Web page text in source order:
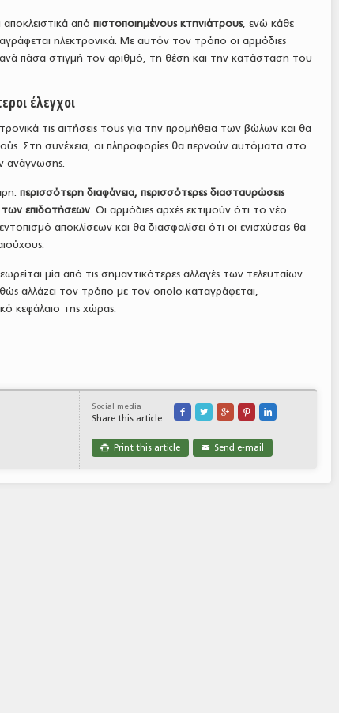
απόπιστοποιημένους κτηνιάτρους, ενώ κάθε
ηλεκτρονικά. Με αυτόν τον τρόπο οι αρμόδιες
πάσα στιγμή τον αριθμό, τη θέση και την κατάσταση του
έλεγχοι
τις αιτήσεις τους για την προμήθεια των βώλων και θα
Στη συνέχεια, οι πληροφορίες θα περνούν αυτόματα στο
ανάγνωσης.
περισσότερη διαφάνεια, περισσότερες διασταυρώσεις
των επιδοτήσεων. Οι αρμόδιες αρχές εκτιμούν ότι το νέο
αποκλίσεων και θα διασφαλίσει ότι οι ενισχύσεις θα
μία από τις σημαντικότερες αλλαγές των τελευταίων
αλλάζει τον τρόπο με τον οποίο καταγράφεται,
κεφάλαιο της χώρας.
Social media
Share this article
    
 Print this article ✉ Send e-mail